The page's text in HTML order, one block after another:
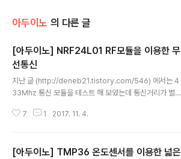
아두이노 의 다른 글
[아두이노] NRF24L01 RF모듈을 이용한 무
선통신
지난 글 (http://deneb21.tistory.com/546) 에서는 4
33Mhz 통신 모듈을 테스트 해 보았는데 통신거리가 별로
통신도 지원하지 않았다. 딱 한 가지 장점은 가격이 매우 싸
모듈이 NRF24L01 이다. 이 모듈은 여러가지 버전이 있는
7 1 2017. 11. 4.
[아두이노] TMP36 온도센서를 이용한 넓은